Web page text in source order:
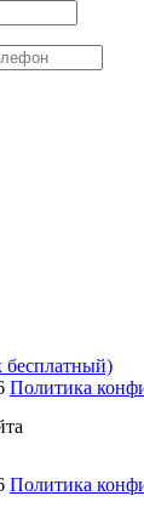
бесплатный)
Политика
Политика